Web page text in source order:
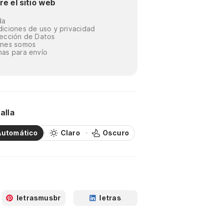
el sitio web
de uso y privacidad
de Datos
somos
para envío
Claro Oscuro
letrasmusbr letras